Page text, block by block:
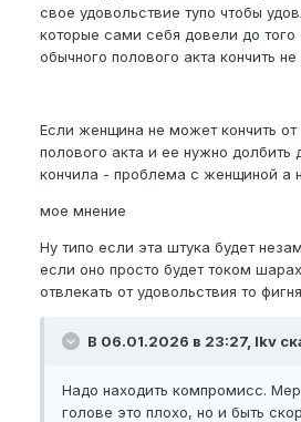
свое удовольствие тупо чтобы
которые сами себя довели до того
обычного полового акта кончить не
Если женщина не может кончить от
полового акта и ее нужно долбить
кончила - проблема с женщиной а
мое мнение
Ну типо если эта штука будет
если оно просто будет током
отвлекать от удовольствия то
В 06.01.2026 в 23:27, lkv
Надо находить компромисс.
голове это плохо, но и быть